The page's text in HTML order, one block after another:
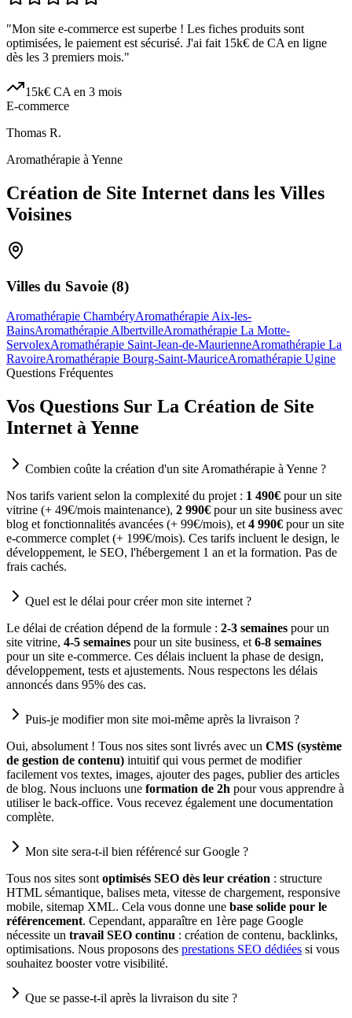
"Mon site e-commerce est superbe ! Les fiches produits sont
optimisées, le paiement est sécurisé. J'ai fait 15k€ de CA en ligne
dès les 3 premiers mois."
15k€ CA en 3 mois
E-commerce
Thomas R.
Aromathérapie à Yenne
Création de Site Internet dans les Villes
Voisines
Villes du Savoie (8)
Aromathérapie ChambéryAromathérapie Aix-les-
BainsAromathérapie AlbertvilleAromathérapie La Motte-
ServolexAromathérapie Saint-Jean-de-MaurienneAromathérapie La
RavoireAromathérapie Bourg-Saint-MauriceAromathérapie Ugine
Questions Fréquentes
Vos Questions Sur La Création de Site
Internet à Yenne
Combien coûte la création d'un site Aromathérapie à Yenne ?
Nos tarifs varient selon la complexité du projet : 1 490€ pour un site
vitrine (+ 49€/mois maintenance), 2 990€ pour un site business avec
blog et fonctionnalités avancées (+ 99€/mois), et 4 990€ pour un site
e-commerce complet (+ 199€/mois). Ces tarifs incluent le design, le
développement, le SEO, l'hébergement 1 an et la formation. Pas de
frais cachés.
Quel est le délai pour créer mon site internet ?
Le délai de création dépend de la formule : 2-3 semaines pour un
site vitrine, 4-5 semaines pour un site business, et 6-8 semaines
pour un site e-commerce. Ces délais incluent la phase de design,
développement, tests et ajustements. Nous respectons les délais
annoncés dans 95% des cas.
Puis-je modifier mon site moi-même après la livraison ?
Oui, absolument ! Tous nos sites sont livrés avec un CMS (système
de gestion de contenu) intuitif qui vous permet de modifier
facilement vos textes, images, ajouter des pages, publier des articles
de blog. Nous incluons une formation de 2h pour vous apprendre à
utiliser le back-office. Vous recevez également une documentation
complète.
Mon site sera-t-il bien référencé sur Google ?
Tous nos sites sont optimisés SEO dès leur création : structure
HTML sémantique, balises meta, vitesse de chargement, responsive
mobile, sitemap XML. Cela vous donne une base solide pour le
référencement. Cependant, apparaître en 1ère page Google
nécessite un travail SEO continu : création de contenu, backlinks,
optimisations. Nous proposons des prestations SEO dédiées si vous
souhaitez booster votre visibilité.
Que se passe-t-il après la livraison du site ?